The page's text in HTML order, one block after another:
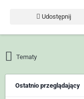
Udostępnij
Tematy
Ostatnio przeglądający